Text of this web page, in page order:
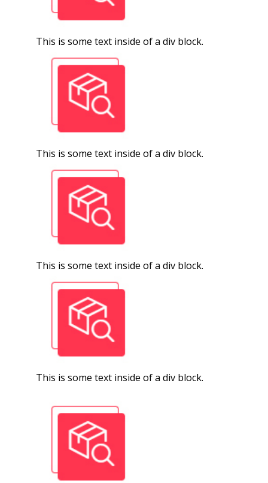
This is some text inside of a div block.
This is some text inside of a div block.
This is some text inside of a div block.
This is some text inside of a div block.